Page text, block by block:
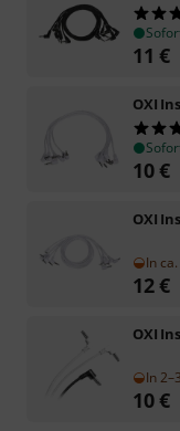
11 €
OXI
10€
OXI
In
12€
OXI
In
10€